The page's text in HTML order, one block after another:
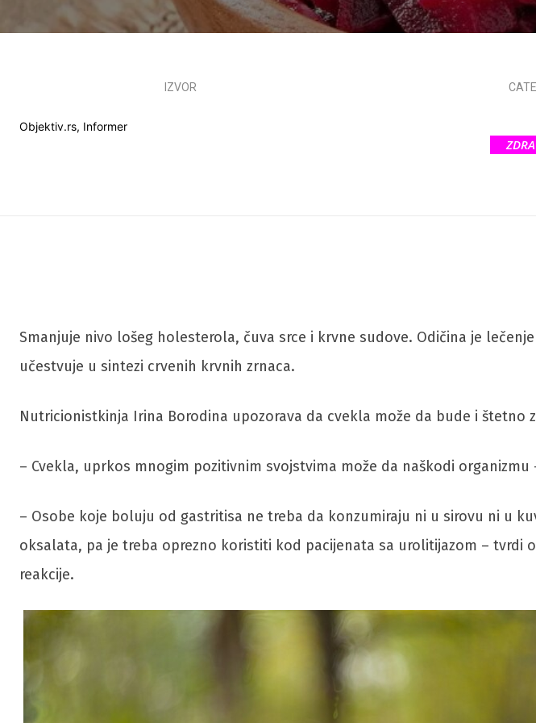
IZVOR
Objektiv.rs, Informer
Smanjuje nivo lošeg holesterola, čuva srce i krvne sudove. Odičina je
učestvuje u sintezi crvenih krvnih zrnaca.
Nutricionistkinja Irina Borodina upozorava da cvekla može da bude i štetno
– Cvekla, uprkos mnogim pozitivnim svojstvima može da naškodi organizmu
– Osobe koje boluju od gastritisa ne treba da konzumiraju ni u sirovu ni u
oksalata, pa je treba oprezno koristiti kod pacijenata sa urolitijazom – tvrdi
reakcije.